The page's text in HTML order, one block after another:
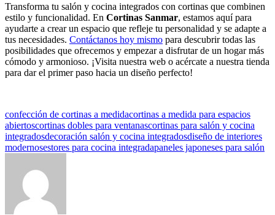
Transforma tu salón y cocina integrados con cortinas que combinen
estilo y funcionalidad. En Cortinas Sanmar, estamos aquí para
ayudarte a crear un espacio que refleje tu personalidad y se adapte a
tus necesidades. Contáctanos hoy mismo para descubrir todas las
posibilidades que ofrecemos y empezar a disfrutar de un hogar más
cómodo y armonioso. ¡Visita nuestra web o acércate a nuestra tienda
para dar el primer paso hacia un diseño perfecto!
confección de cortinas a medidacortinas a medida para espacios
abiertoscortinas dobles para ventanascortinas para salón y cocina
integradosdecoración salón y cocina integradosdiseño de interiores
modernosestores para cocina integradapaneles japoneses para salón